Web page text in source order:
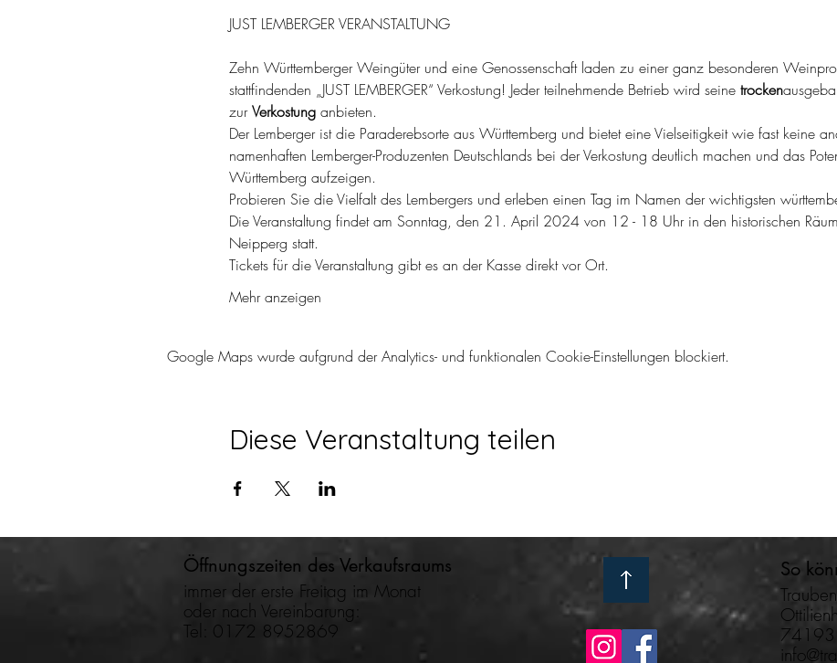
JUST LEMBERGER VERANSTALTUNG
Zehn Württemberger Weingüter und eine Genossenschaft laden zu einer ganz besonderen
stattfindenden „JUST LEMBERGER“ Verkostung! Jeder teilnehmende Betrieb wird seine trocken
zur Verkostung anbieten.
Der Lemberger ist die Paraderebsorte aus Württemberg und bietet eine Vielseitigkeit wie fast keine
namenhaften Lemberger-Produzenten Deutschlands bei der Verkostung deutlich machen und das
Württemberg aufzeigen.
Probieren Sie die Vielfalt des Lembergers und erleben einen Tag im Namen der wichtigsten
Die Veranstaltung findet am Sonntag, den 21. April 2024 von 12 - 18 Uhr in den historischen
Neipperg statt.
Tickets für die Veranstaltung gibt es an der Kasse direkt vor Ort.
Mehr anzeigen
Google Maps wurde aufgrund der Analytics- und funktionalen Cookie-Einstellungen blockiert.
Diese Veranstaltung teilen
Öffnungszeiten des Verkaufsraums
immer der erste Freitag im Monat
oder nach Vereinbarung:
Tel: 0172 8952869
So
74193